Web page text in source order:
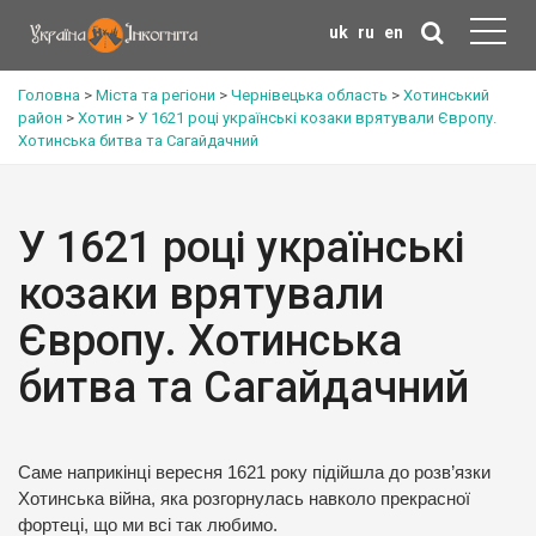
uk ru en
Головна > Міста та регіони > Чернівецька область > Хотинський
район > Хотин > У 1621 році українські козаки врятували Європу.
Хотинська битва та Сагайдачний
У 1621 році українські
козаки врятували
Європу. Хотинська
битва та Сагайдачний
Саме наприкінці вересня 1621 року підійшла до розв’язки
Хотинська війна, яка розгорнулась навколо прекрасної
фортеці, що ми всі так любимо.